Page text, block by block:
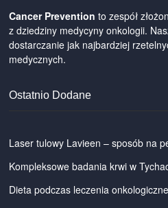
Cancer Prevention to zespół
z dziedziny medycyny onkologii.
dostarczanie jak najbardziej
medycznych.
Ostatnio Dodane
Laser tulowy Lavieen – sposób na
Kompleksowe badania krwi w
Dieta podczas leczenia